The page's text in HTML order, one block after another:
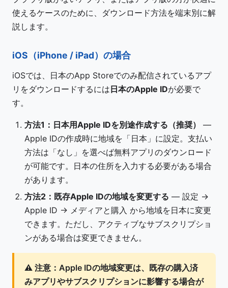
使えるケースのために、ダウンロード方法を端末別に解
説します。
iOS（iPhone / iPad）の場合
iOSでは、日本のApp Storeでのみ配信されているアプ
リをダウンロードするには 日本のApple IDが必要で
す。
方法1：日本用Apple IDを別途作成する（推奨）
—
Apple IDの作成時に地域を「日本」に設定。支払い
方法は「なし」を選べば無料アプリのダウンロード
が可能です。日本の住所を入力する必要がある場合
があります。
方法2：既存Apple IDの地域を変更する — 設定 →
Apple ID → メディアと購入 から地域を日本に変更
できます。ただし、アクティブなサブスクリプショ
ンがある場合は変更できません。
⚠️ 注意： Apple IDの地域変更は、既存の購入済
みアプリやサブスクリプションに影響する場合が